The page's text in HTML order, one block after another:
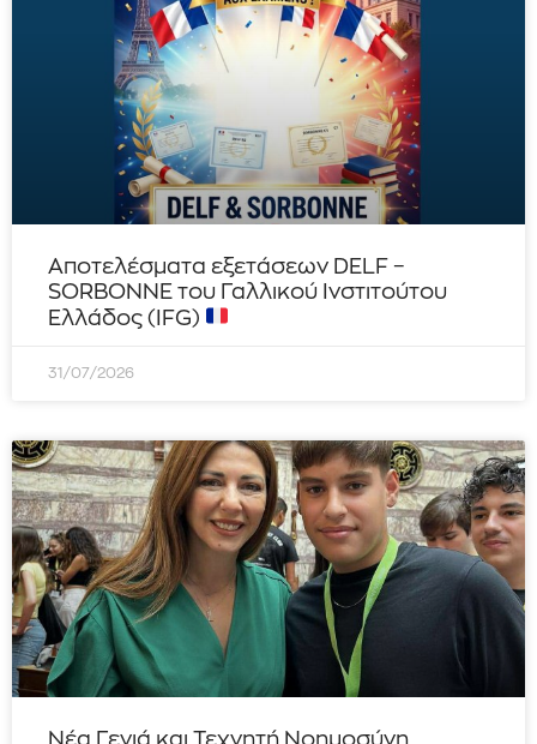
Αποτελέσματα εξετάσεων DELF –
SORBONNE του Γαλλικού Ινστιτούτου
Ελλάδος (IFG)
31/07/2026
Νέα Γενιά και Τεχνητή Νοημοσύνη